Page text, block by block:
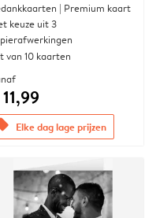
| Premium kaart
keuze uit 3
van 10 kaarten
Elke dag lage prijzen